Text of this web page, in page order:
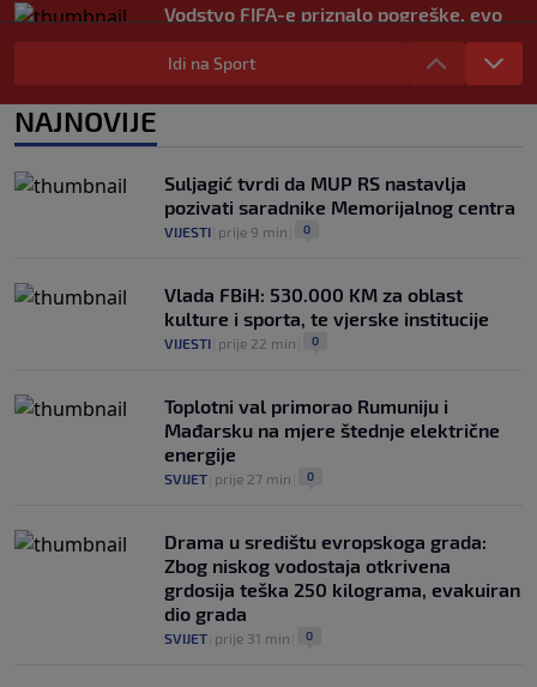
Vodstvo FIFA-e priznalo pogreške, evo
kakav je njegov stav prema Infantinu
NOGOMET|prije 2 h
Evo šta Sabalenka misli o testiranju pola
Idi na Sport
NAJNOVIJE
Suljagić tvrdi da MUP RS nastavlja
pozivati saradnike Memorijalnog centra
VIJESTI prije 9 min 0
Vlada FBiH: 530.000 KM za oblast
kulture i sporta, te vjerske institucije
VIJESTI prije 22 min 0
Toplotni val primorao Rumuniju i
Mađarsku na mjere štednje električne
energije
SVIJET prije 27 min 0
Drama u središtu evropskoga grada:
Zbog niskog vodostaja otkrivena
grdosija teška 250 kilograma, evakuiran
dio grada
SVIJET prije 31 min 0